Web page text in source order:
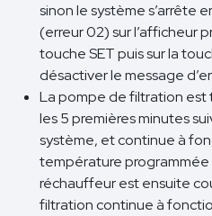
sinon le système s’arrête
(erreur 02) sur l’afficheur
touche SET puis sur la
désactiver le message
La pompe de filtration
les 5 premières minutes
système, et continue à
température
réchauffeur est ensuite
filtration continue à